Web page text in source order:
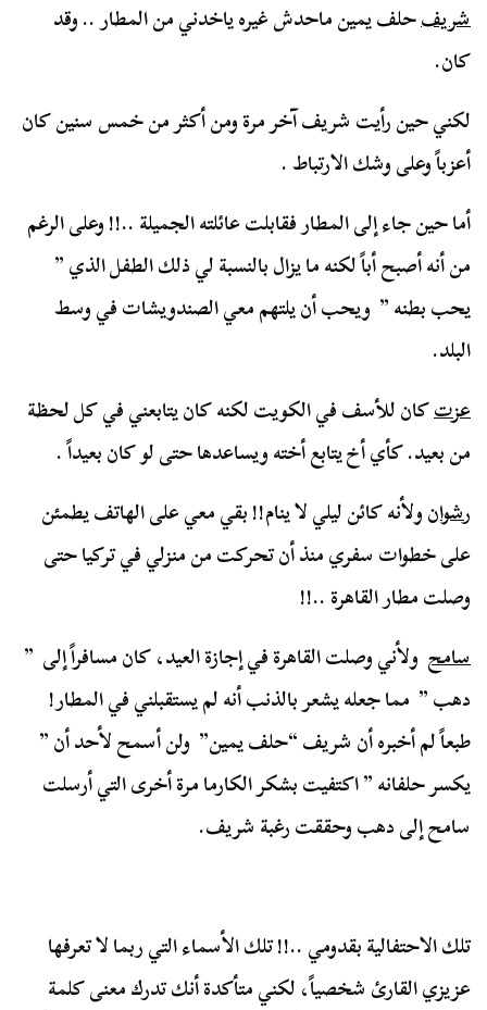
شريفحلف يمين ماحدش غيره ياخدني من المطار .. وقد
كان.
لكني حين رأيت شريف آخر مرة ومن أكثر من خمس سنين كان
أعزباً وعلى وشك الارتباط .
أما حين جاء إلى المطار فقابلت عائلته الجميلة ..!! وعلى الرغم
من أنه أصبح أباً لكنه ما يزال بالنسبة لي ذلك الطفل الذي ”
يحب بطنه ” ويحب أن يلتهم معي الصندويشات في وسط
البلد.
عزتكان للأسف في الكويت لكنه كان يتابعني في كل لحظة
من بعيد. كأي أخ يتابع أخته ويساعدها حتى لو كان بعيداً .
رشوانولأنه كائن ليلي لا ينام!! بقي معي على الهاتف يطمئن
على خطوات سفري منذ أن تحركت من منزلي في تركيا حتى
وصلت مطار القاهرة ..!!
سامح ولأني وصلت القاهرة في إجازة العيد، كان مسافراً إلى ”
دهب ” مما جعله يشعر بالذنب أنه لم يستقبلني في المطار!
طبعاً لم أخبره أن شريف “حلف يمين” ولن أسمح لأحد أن ”
يكسر حلفانه ” اكتفيت بشكر الكارما مرة أخرى التي أرسلت
سامح إلى دهب وحققت رغبة شريف.
تلك الاحتفالية بقدومي ..!! تلك الأسماء التي ربما لا تعرفها
عزيزي القارئ شخصياً، لكني متأكدة أنك تدرك معنى كلمة